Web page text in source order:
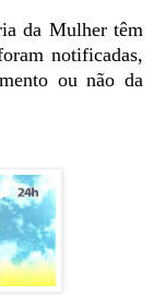
da Mulher têm
notificadas,
ou não da